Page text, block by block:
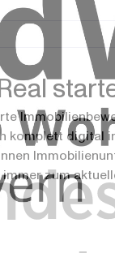
komplett
zum